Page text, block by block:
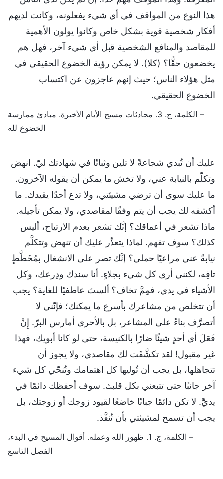
هذا النوع من المواقف في أي شيء يفعلونه، وكانت لديهم
أفكار شخصية قوية بشكل خاص وكانوا يولون الأهمية
للمقاصد والمنافع الشخصية قبل أي شيء آخر، فهل هم
يخضعون حقًّا؟ (كلا). لا يمكن رؤية الخضوع الحقيقي في
مثل هؤلاء الناس؛ حيث إنهم عاجزون عن اكتساب
الخضوع الحقيقي.
– الكلمة، ج. 3. محادثات مسيح الأيام الأخيرة. مبادئ ممارسة
الخضوع لله
عليك أن تُبدي شجاعةً لا تلين وثباتًا في شهادتك ليّ. انهض
وتكلّم بالنيابة عني، ولا تخش ما يمكن أن يقوله الآخرون.
ما عليك سوى أن ترضي مشيئتي، ولا تدع أحدًا يقيدك. ما
أكشفه لك يجب أن يتم وفقًا لمقاصدي، ولا يمكن تأجيله.
ماذا تشعر في أعماقك؟ إنَّك تشعر بعدم الارتياح، أليس
كذلك؟ سوف تفهم. لماذا يتعذَّر عليك أن تنهض وتتكلَّم
نيابةً عني مراعيًا حملي؟ إنَّك تصر على الانشغال بمُخَطَّطٍ
تافِه، لكنني أرى كل شيء بجلاءٍ. أنا سندك ودِرعك، وكل
الأشياء في يدي، فمِمَّ تخاف؟ ألستَ عاطفيًا للغاية؟ يجب
أن تتخلص من مشاعرك بأسرع ما يمكنك؛ فإنّني لا
أتصرَّف بناءً على المشاعر، بل بالأحرى أمارس البرّ. إِنْ
فَعَلَ أي أحدٍ شيئًا ضارًا بالكنيسة، حتى لو كانا أبويك، فهذا
غير مقبول! لقد تكشَّفَت لك مقاصدي، ولا يجوز أن
تتجاهلها، بل يجب أن تُوليها كل اهتمامك وتُنحّي كل شيء
آخر جانبًا حتى تتبعني بكل قلبك. سوف أحفظك دائمًا في
يديَّ. لا تكن دائمًا جبانًا خاضعًا لقيود زوجك أو زوجتك، بل
يجب أن تسمح لمشيئتي بأن تُنفَّذ.
– الكلمة، ج. 1. ظهور الله وعمله. أقوال المسيح في البدء،
الفصل التاسع